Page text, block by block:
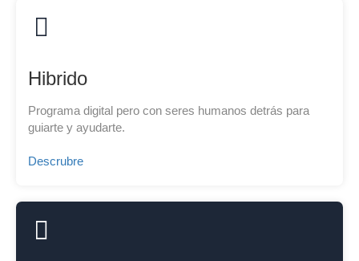
Hibrido
Programa digital pero con seres humanos detrás para
guiarte y ayudarte.
Descrubre